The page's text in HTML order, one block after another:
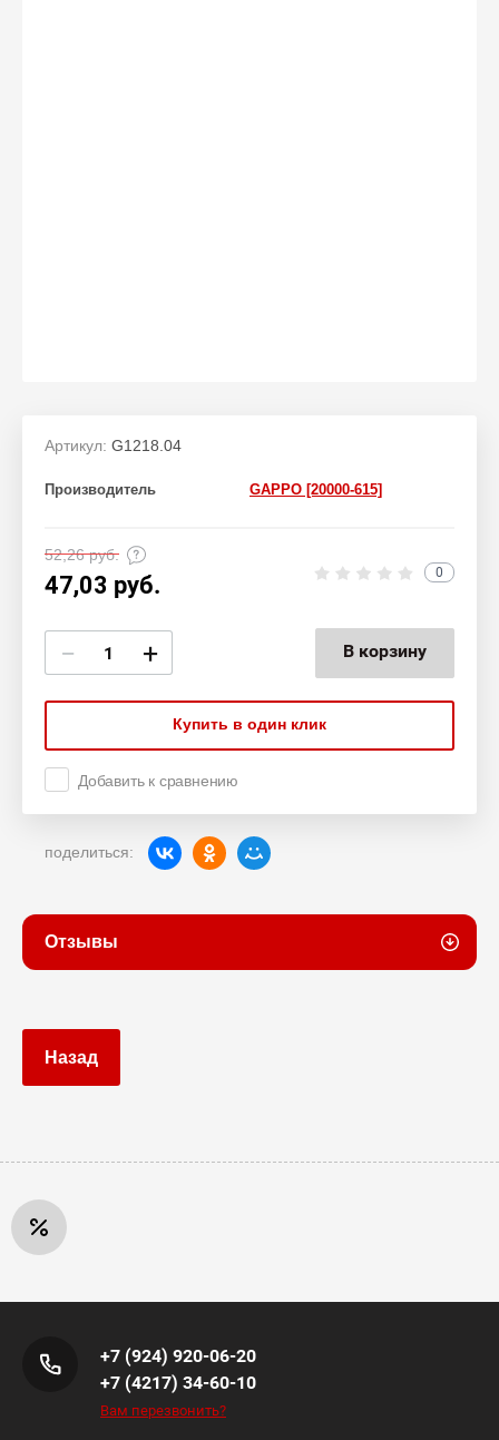
Артикул: G1218.04
Производитель GAPPO [20000-615]
52,26руб.
47,03 руб. 0
− + В корзину
Купить в один клик
Добавить к сравнению
поделиться:
Отзывы
Назад
+7 (924) 920-06-20
+7 (4217) 34-60-10
Вам перезвонить?